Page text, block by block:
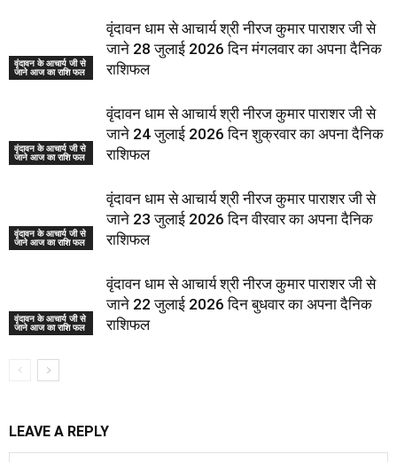
वृंदावन के आचार्य जी से
जाने आज का राशि फल
वृंदावन धाम से आचार्य श्री नीरज कुमार पाराशर जी से
जाने 28 जुलाई 2026 दिन मंगलवार का अपना दैनिक
राशिफल
वृंदावन के आचार्य जी से
जाने आज का राशि फल
वृंदावन धाम से आचार्य श्री नीरज कुमार पाराशर जी से
जाने 24 जुलाई 2026 दिन शुक्रवार का अपना दैनिक
राशिफल
वृंदावन के आचार्य जी से
जाने आज का राशि फल
वृंदावन धाम से आचार्य श्री नीरज कुमार पाराशर जी से
जाने 23 जुलाई 2026 दिन वीरवार का अपना दैनिक
राशिफल
वृंदावन के आचार्य जी से
जाने आज का राशि फल
वृंदावन धाम से आचार्य श्री नीरज कुमार पाराशर जी से
जाने 22 जुलाई 2026 दिन बुधवार का अपना दैनिक
राशिफल
LEAVE A REPLY